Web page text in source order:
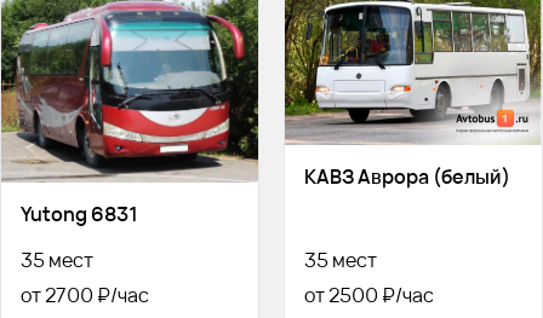
Yutong 6831
35 мест
от 2700 ₽
КАВЗ Аврора (белый)
35 мест
от 2500 ₽